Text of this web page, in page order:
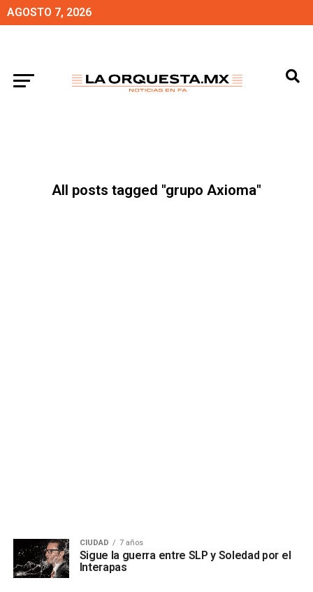
AGOSTO 7, 2026
All posts tagged "grupo Axioma"
CIUDAD 7 años
Sigue la guerra entre SLP y Soledad por el
Interapas